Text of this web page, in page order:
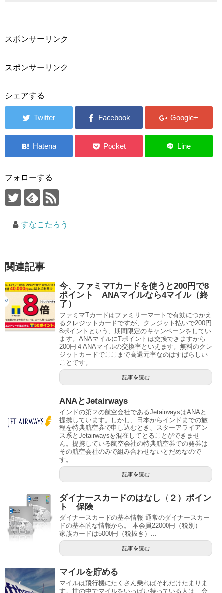
スポンサーリンク
スポンサーリンク
シェアする
フォローする
すなこたろう
関連記事
今、ファミマTカードを使うと200円で8
ポイント ANAマイルなら4マイル（終
了）
ファミマTカードはファミリーマートで有効につかえ
るクレジットカードですが、クレジット払いで200円
8ポイントという、期間限定のキャンペーンをしてい
ます。ANAマイルにTポイントは交換できますから
200円４ANAマイルの交換率といえます。無料のクレ
ジットカードでここまで高還元率なのはすばらしい
ことです。
記事を読む
ANAとJetairways
インドの第２の航空会社であるJetairwaysはANAと
提携しています。しかし、日本からインドまでの旅
程を特典航空券で申し込むとき、スターアライアン
ス系とJetairwaysを混在してとることができませ
ん。提携している航空会社の特典航空券での発券は
その航空会社のみで組み合わせないとだめなので
す。
記事を読む
ダイナースカードのはなし（２）ポイン
ト 保険
ダイナースカードの基本情報 通常のダイナースカー
ドの基本的な情報から。 本会員22000円（税別）
家族カードは5000円（税抜き）...
記事を読む
マイルを貯める
マイルは飛行機にたくさん乗ればそれだけたまりま
す。世の中でマイルをいっぱい持っている人は、会